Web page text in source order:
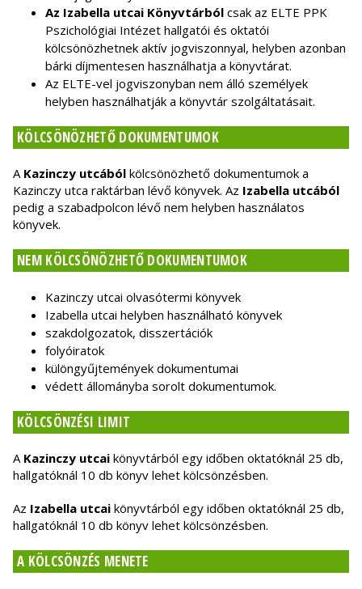
Az Izabella utcai Könyvtárból csak az ELTE PPK
Pszichológiai Intézet hallgatói és oktatói
kölcsönözhetnek aktív jogviszonnyal, helyben azonban
bárki díjmentesen használhatja a könyvtárat.
Az ELTE-vel jogviszonyban nem álló személyek
helyben használhatják a könyvtár szolgáltatásait.
KÖLCSÖNÖZHETŐ DOKUMENTUMOK
A Kazinczy utcából kölcsönözhető dokumentumok a
Kazinczy utca raktárban lévő könyvek. Az Izabella utcából
pedig a szabadpolcon lévő nem helyben használatos
könyvek.
NEM KÖLCSÖNÖZHETŐ DOKUMENTUMOK
Kazinczy utcai olvasótermi könyvek
Izabella utcai helyben használható könyvek
szakdolgozatok, disszertációk
folyóiratok
különgyűjtemények dokumentumai
védett állományba sorolt dokumentumok.
KÖLCSÖNZÉSI LIMIT
A Kazinczy utcai könyvtárból egy időben oktatóknál 25 db,
hallgatóknál 10 db könyv lehet kölcsönzésben.
Az Izabella utcai könyvtárból egy időben oktatóknál 25 db,
hallgatóknál 10 db könyv lehet kölcsönzésben.
A KÖLCSÖNZÉS MENETE